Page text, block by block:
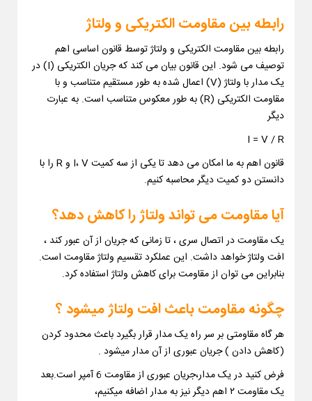
رابطه بین مقاومت الکتریکی و ولتاژ
رابطه بین مقاومت الکتریکی و ولتاژ توسط قانون اساسی اهم
توصیف می شود. این قانون بیان می کند که جریان الکتریکی (I) در
یک مدار با ولتاژ (V) اعمال شده به طور مستقیم متناسب و با
مقاومت الکتریکی (R) به طور معکوس متناسب است. به عبارت
دیگر
I = V / R
قانون اهم به ما امکان می دهد تا یکی از سه کمیت I، V و R را با
دانستن دو کمیت دیگر محاسبه کنیم.
آیا مقاومت می تواند ولتاژ را کاهش دهد؟
یک مقاومت در اتصال سری ، تا زمانی که جریان از آن عبور کند ،
افت ولتاژ خواهد داشت. این عملکرد تقسیم ولتاژ مقاومت است.
بنابراین می توان از مقاومت برای کاهش ولتاژ استفاده کرد.
چگونه مقاومت باعث افت ولتاژ میشود ؟
هر گاه مقاومتی بر سر راه یک مدار قرار بگیرد باعث محدود کردن
(کاهش دادن ) جریان عبوری از آن مدار میشود .
فرض کنید در یک مدار،جریان عبوری از مقاومت 6 آمپر است.بعد
یک مقاومت ۲ اهم دیگر نیز به مدار اضافه میکنیم،